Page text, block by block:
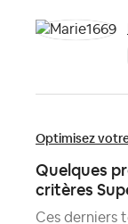
Optimisez
Quelques
critères
Ces derniers